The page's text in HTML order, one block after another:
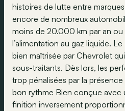
histoires de lutte entre
encore de nombreux
moins de 20.000 km par an ou
l’alimentation au gaz liquide.
bien maîtrisée par Chevrolet
sous-traitants. Dès lors, les
trop pénalisées par la
bon rythme Bien conçue avec
finition inversement